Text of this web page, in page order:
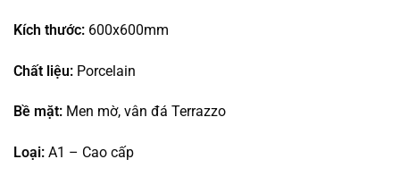
Kích thước: 600x600mm
Chất liệu: Porcelain
Bề mặt: Men mờ, vân đá Terrazzo
Loại: A1 – Cao cấp